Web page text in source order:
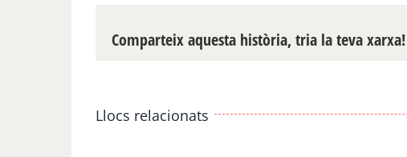
Comparteix aquesta història, tria la teva xarxa!
Llocs relacionats